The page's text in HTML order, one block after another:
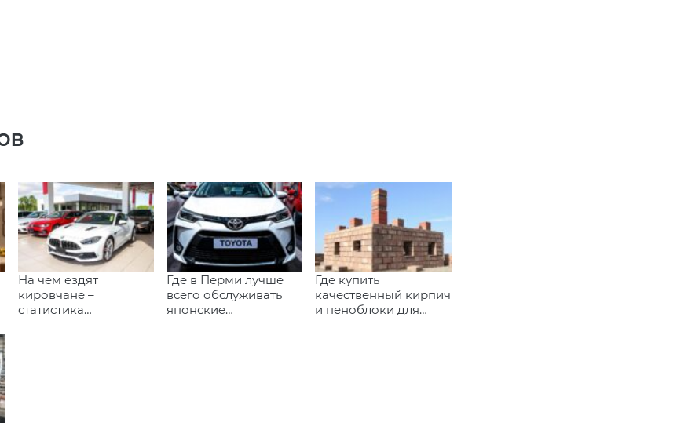
На чем ездят
кировчане –
статистика
Где в Перми лучше
всего обслуживать
японские
Где купить
качественный кирпич
и пеноблоки для